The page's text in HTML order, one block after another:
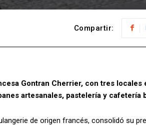
Compartir:
Gontran Cherrier, con tres
artesanales, pastelería y cafetería
de origen francés, consolidó su